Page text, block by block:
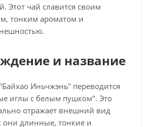
Этот чай славится своим
тонким ароматом и
и название
Иньчжэнь" переводится
иглы с белым пушком". Это
отражает внешний вид
они длинные, тонкие и